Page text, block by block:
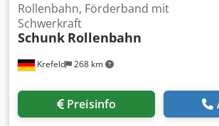
Krefeld 268 km
Rollenbahn, Förderband mit
Schwerkraft
Schunk Rollenbahn
Preisinfo